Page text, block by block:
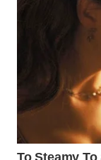
WN
SOLO
WN